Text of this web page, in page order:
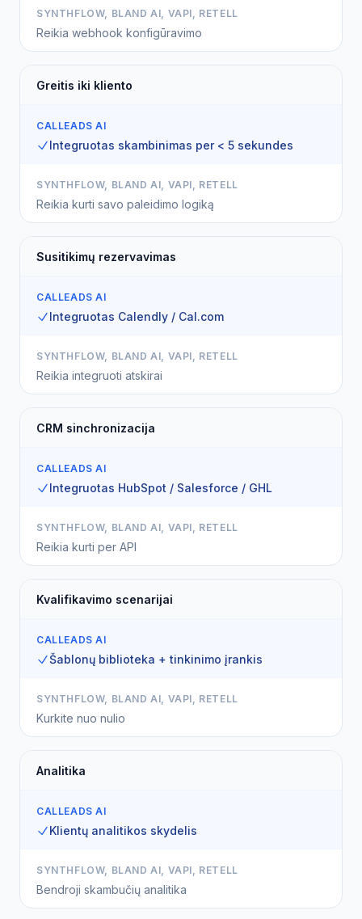
SYNTHFLOW, BLAND AI, VAPI, RETELL
Reikia webhook konfigūravimo
Greitis iki kliento
CALLEADS AI
Integruotas skambinimas per < 5 sekundes
SYNTHFLOW, BLAND AI, VAPI, RETELL
Reikia kurti savo paleidimo logiką
Susitikimų rezervavimas
CALLEADS AI
Integruotas Calendly / Cal.com
SYNTHFLOW, BLAND AI, VAPI, RETELL
Reikia integruoti atskirai
CRM sinchronizacija
CALLEADS AI
Integruotas HubSpot / Salesforce / GHL
SYNTHFLOW, BLAND AI, VAPI, RETELL
Reikia kurti per API
Kvalifikavimo scenarijai
CALLEADS AI
Šablonų biblioteka + tinkinimo įrankis
SYNTHFLOW, BLAND AI, VAPI, RETELL
Kurkite nuo nulio
Analitika
CALLEADS AI
Klientų analitikos skydelis
SYNTHFLOW, BLAND AI, VAPI, RETELL
Bendroji skambučių analitika